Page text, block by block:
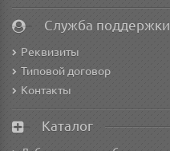
Служба поддержки
Реквизиты
Типовой договор
Контакты
Каталог